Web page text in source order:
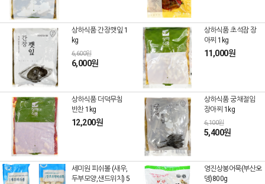
상하식품 간장깻잎 1
kg
6,600원
6,000원
상하식품 초석잠 장
아찌 1kg
11,000원
상하식품 더덕무침
반찬 1kg
12,200원
상하식품 궁채절임
장아찌 1kg
6,100원
5,400원
세미원 피쉬볼 (새우,
두부모양,샌드위치) 5
영진상봉어묵(부산오
뎅)800g